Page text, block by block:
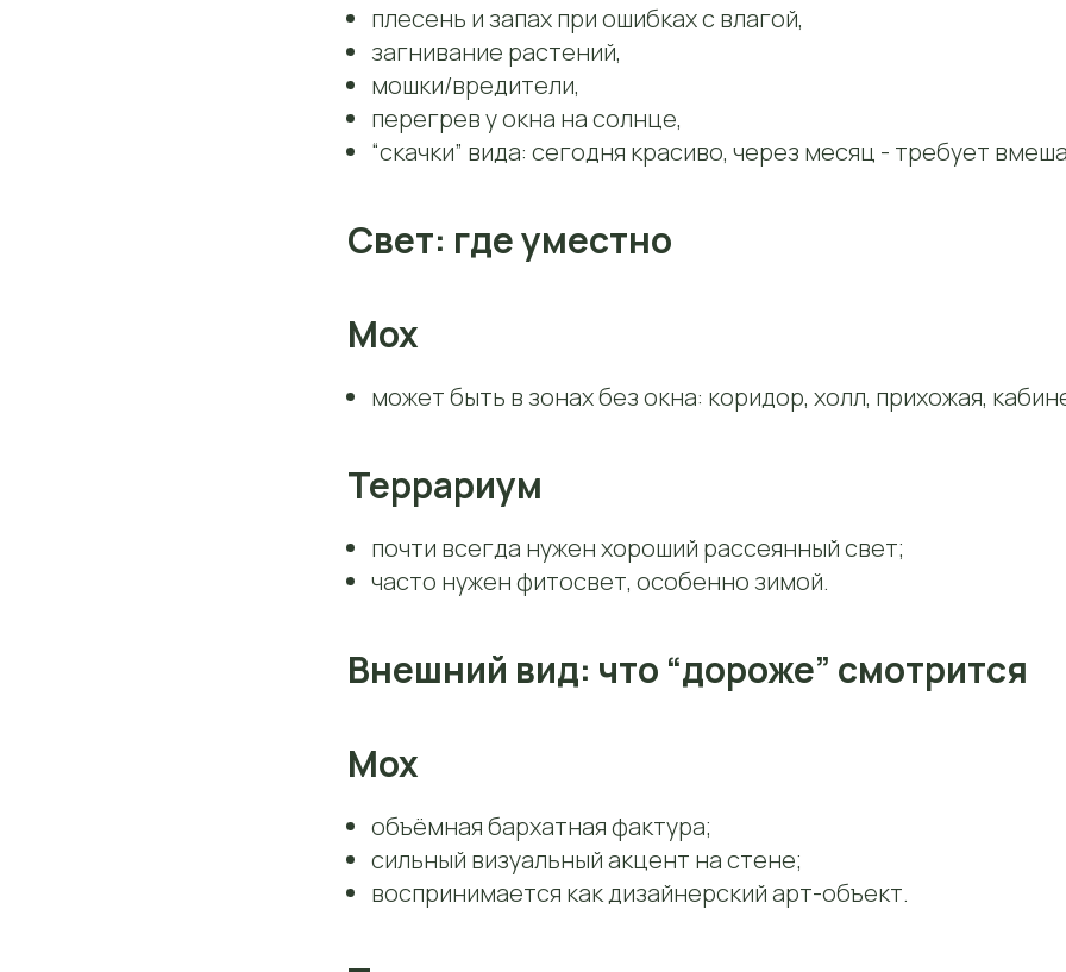
плесень и запах при ошибках с влагой,
загнивание растений,
мошки/вредители,
перегрев у окна на солнце,
“скачки” вида: сегодня красиво, через месяц - требует
Свет: где уместно
Мох
может быть в зонах без окна: коридор, холл, прихожая,
Террариум
почти всегда нужен хороший рассеянный свет;
часто нужен фитосвет, особенно зимой.
Внешний вид: что “дороже” смотрится
Мох
объёмная бархатная фактура;
сильный визуальный акцент на стене;
воспринимается как дизайнерский арт-объект.